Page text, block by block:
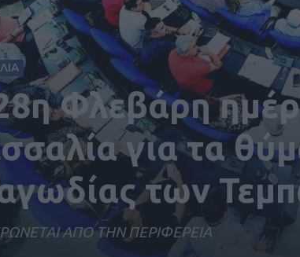
Φλεβάρη
για τα
των
ΑΠΟ ΤΗΝ ΠΕΡΙΦΕΡΕΙΑ